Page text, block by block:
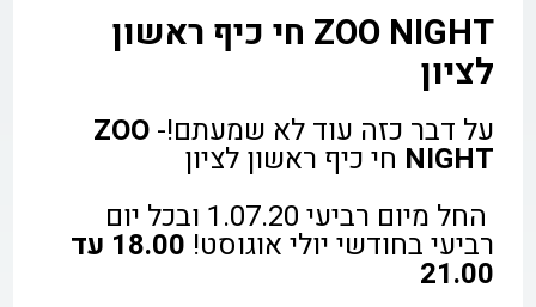
החברה
צור
קשר
ZOO NIGHT חי כיף ראשון
לציון
על דבר כזה עוד לא שמעתם!-ZOO
NIGHT חי כיף ראשון לציון
החל מיום רביעי 1.07.20 ובכל יום
רביעי בחודשי יולי אוגוסט! 18.00 עד
21.00